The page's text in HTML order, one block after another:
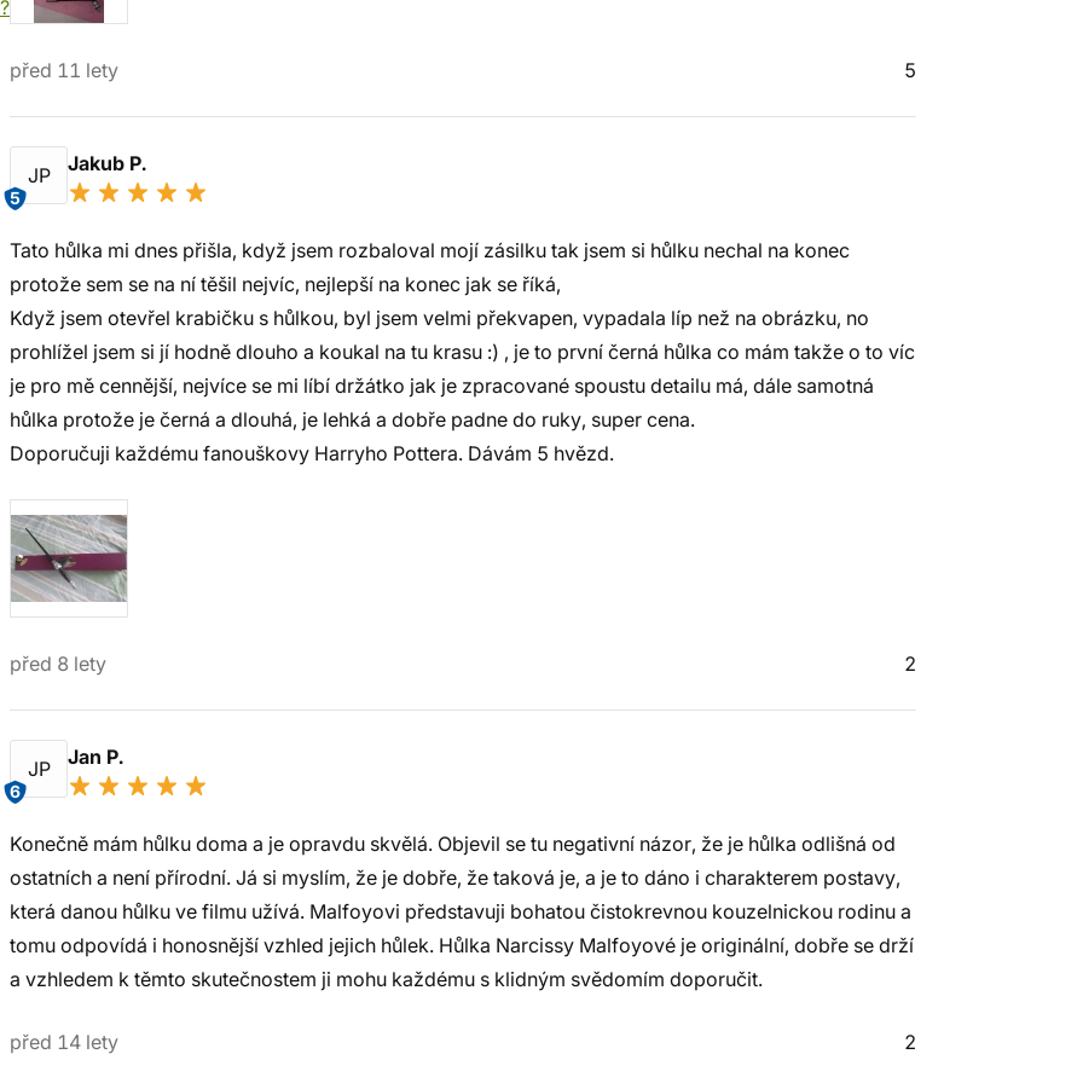
před 11 lety 5
JP
5
Jakub P.
Tato hůlka mi dnes přišla, když jsem rozbaloval mojí zásilku tak jsem si hůlku nechal na konec
protože sem se na ní těšil nejvíc, nejlepší na konec jak se říká,
Když jsem otevřel krabičku s hůlkou, byl jsem velmi překvapen, vypadala líp než na obrázku, no
prohlížel jsem si jí hodně dlouho a koukal na tu krasu :) , je to první černá hůlka co mám takže o to víc
je pro mě cennější, nejvíce se mi líbí držátko jak je zpracované spoustu detailu má, dále samotná
hůlka protože je černá a dlouhá, je lehká a dobře padne do ruky, super cena.
Doporučuji každému fanouškovy Harryho Pottera. Dávám 5 hvězd.
před 8 lety 2
JP
6
Jan P.
Konečně mám hůlku doma a je opravdu skvělá. Objevil se tu negativní názor, že je hůlka odlišná od
ostatních a není přírodní. Já si myslím, že je dobře, že taková je, a je to dáno i charakterem postavy,
která danou hůlku ve filmu užívá. Malfoyovi představuji bohatou čistokrevnou kouzelnickou rodinu a
tomu odpovídá i honosnější vzhled jejich hůlek. Hůlka Narcissy Malfoyové je originální, dobře se drží
a vzhledem k těmto skutečnostem ji mohu každému s klidným svědomím doporučit.
před 14 lety 2